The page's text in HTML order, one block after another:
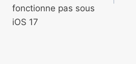
fonctionne pas sous
iOS 17